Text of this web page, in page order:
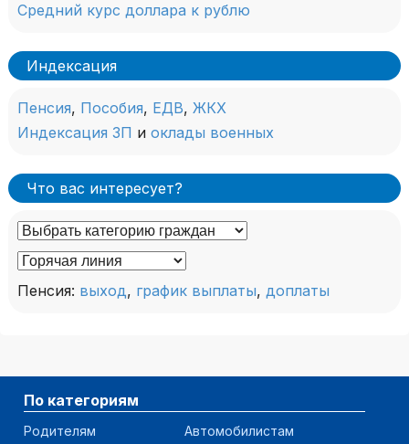
Средний курс доллара к рублю
Индексация
Пенсия, Пособия, ЕДВ, ЖКХ
Индексация ЗП и оклады военных
Что вас интересует?
Пенсия: выход, график выплаты, доплаты
По категориям
Родителям
Автомобилистам